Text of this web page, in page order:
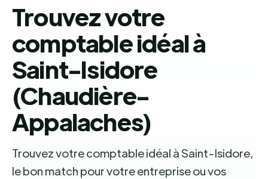
Trouvez votre
comptable idéal à
Saint-Isidore
(Chaudière-
Appalaches)
Trouvez votre comptable idéal à Saint-Isidore,
le bon match pour votre entreprise ou vos